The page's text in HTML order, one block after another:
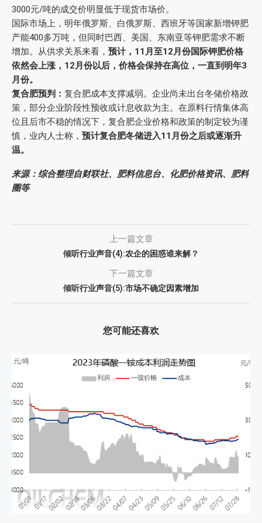
3000元/吨的成交价明显低于现货市场价。
国际市场上，明年俄罗斯、白俄罗斯、西班牙等国家新增钾肥
产能400多万吨，但同时巴西、美国、东南亚等钾肥需求不断
增加。从供求关系来看， 预计，11月至12月份国际钾肥价格
依然会上涨，12月份以后，价格会保持在高位，一直到明年3
月份。
复合肥预判： 复合肥成本支撑减弱。企业尚未出台冬储价格政
策，部分企业阶段性预收或计息收款为主。在原料行情集体高
位且后市不稳的情况下，复合肥企业价格和政策的制定较为谨
慎，业内人士称， 预计复合肥冬储进入11月份之后或逐渐升
温。
来源：综合整理自财联社、肥料信息台、化肥价格资讯、肥料
圈等
上一篇文章
倾听行业声音(4):农企的困惑谁来解？
下一篇文章
倾听行业声音(5):市场不确定因素增加
您可能还喜欢